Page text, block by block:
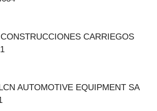
CARRIEGOS
AUTOMOTIVE EQUIPMENT SA